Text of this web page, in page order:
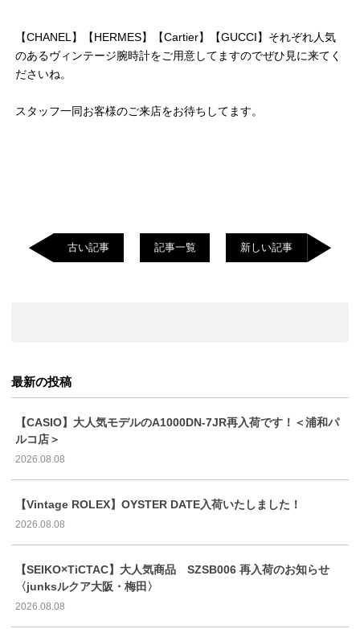
【CHANEL】【HERMES】【Cartier】【GUCCI】それぞれ人気
のあるヴィンテージ腕時計をご用意してますのでぜひ見に来てく
ださいね。
スタッフ一同お客様のご来店をお待ちしてます。
古い記事 記事一覧 新しい記事
最新の投稿
【CASIO】大人気モデルのA1000DN-7JR再入荷です！＜浦和パ
ルコ店＞
2026.08.08
【Vintage ROLEX】OYSTER DATE入荷いたしました！
2026.08.08
【SEIKO×TiCTAC】大人気商品 SZSB006 再入荷のお知らせ
〈junksルクア大阪・梅田〉
2026.08.08